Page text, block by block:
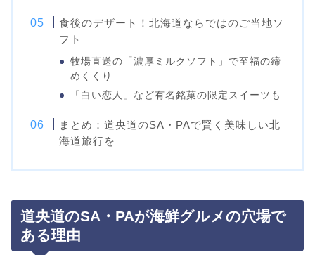
食後のデザート！北海道ならではのご当地ソ
フト
牧場直送の「濃厚ミルクソフト」で至福の締
めくくり
「白い恋人」など有名銘菓の限定スイーツも
まとめ：道央道のSA・PAで賢く美味しい北
海道旅行を
道央道のSA・PAが海鮮グルメの穴場で
ある理由